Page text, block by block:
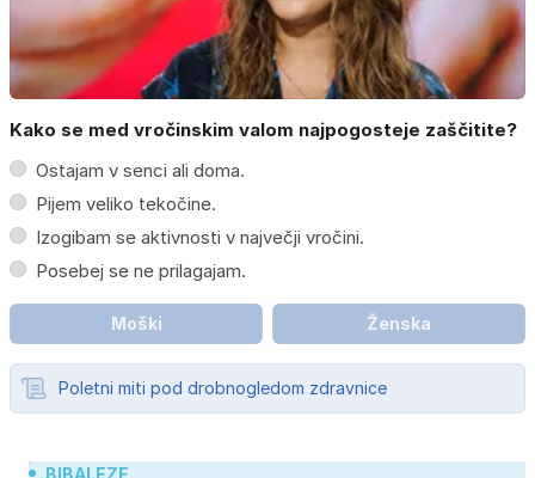
Kako se med vročinskim valom najpogosteje zaščitite?
Ostajam v senci ali doma.
Pijem veliko tekočine.
Izogibam se aktivnosti v največji vročini.
Posebej se ne prilagajam.
Moški Ženska
Poletni miti pod drobnogledom zdravnice
BIBALEZE